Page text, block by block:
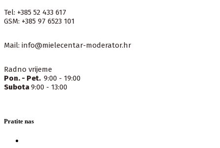
Tel: +385 52 433 617
GSM: +385 97 6523 101
Mail: info@mielecentar-moderator.hr
Radno vrijeme
Pon. - Pet. 9:00 - 19:00
Subota9:00 - 13:00
Pratite nas